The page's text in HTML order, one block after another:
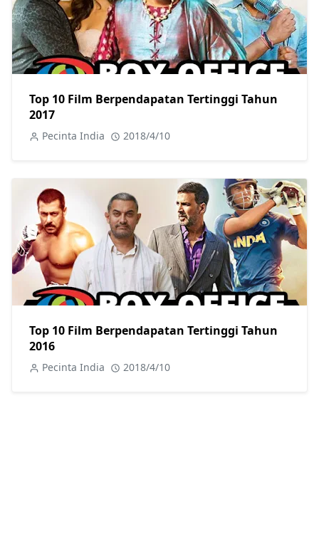
Top 10 Film Berpendapatan Tertinggi Tahun
2017
Pecinta India 2018/4/10
Top 10 Film Berpendapatan Tertinggi Tahun
2016
Pecinta India 2018/4/10